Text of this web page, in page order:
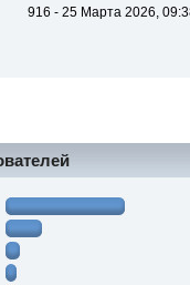
916 - 25 Марта 2026,